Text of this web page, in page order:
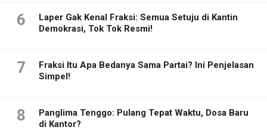
6
Laper Gak Kenal Fraksi: Semua Setuju di Kantin
Demokrasi, Tok Tok Resmi!
7
Fraksi Itu Apa Bedanya Sama Partai? Ini Penjelasan
Simpel!
8
Panglima Tenggo: Pulang Tepat Waktu, Dosa Baru
di Kantor?